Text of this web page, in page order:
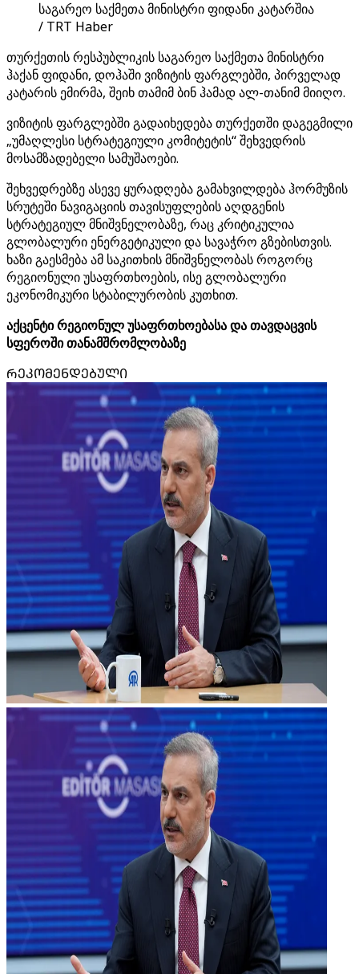
საგარეო საქმეთა მინისტრი ფიდანი კატარშია
/ TRT Haber
თურქეთის რესპუბლიკის საგარეო საქმეთა მინისტრი
ჰაქან ფიდანი, დოჰაში ვიზიტის ფარგლებში, პირველად
კატარის ემირმა, შეიხ თამიმ ბინ ჰამად ალ-თანიმ მიიღო.
ვიზიტის ფარგლებში გადაიხედება თურქეთში დაგეგმილი
„უმაღლესი სტრატეგიული კომიტეტის“ შეხვედრის
მოსამზადებელი სამუშაოები.
შეხვედრებზე ასევე ყურადღება გამახვილდება ჰორმუზის
სრუტეში ნავიგაციის თავისუფლების აღდგენის
სტრატეგიულ მნიშვნელობაზე, რაც კრიტიკულია
გლობალური ენერგეტიკული და სავაჭრო გზებისთვის.
ხაზი გაესმება ამ საკითხის მნიშვნელობას როგორც
რეგიონული უსაფრთხოების, ისე გლობალური
ეკონომიკური სტაბილურობის კუთხით.
აქცენტი რეგიონულ უსაფრთხოებასა და თავდაცვის
სფეროში თანამშრომლობაზე
ᲠᲔᲙᲝᲛᲔᲜᲓᲔᲑᲣᲚᲘ